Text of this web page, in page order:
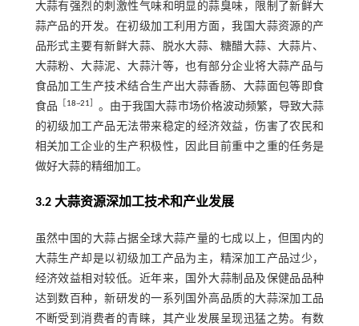
大蒜有强烈的刺激性气味和明显的蒜臭味，限制了新鲜大
蒜产品的开发。在初级加工利用方面，我国大蒜资源的产
品形式主要有新鲜大蒜、脱水大蒜、糖醋大蒜、大蒜片、
大蒜粉、大蒜泥、大蒜汁等，也有部分企业将大蒜产品与
食品加工生产技术结合生产出大蒜香肠、大蒜面包等即食
食品
18~21
。由于我国大蒜市场价格波动频繁，导致大蒜
的初级加工产品无法带来稳定的经济效益，伤害了农民和
相关加工企业的生产积极性，因此目前重中之重的任务是
做好大蒜的精细加工。
3.2 大蒜资源深加工技术和产业发展
虽然中国的大蒜占据全球大蒜产量的七成以上，但国内的
大蒜生产却是以初级加工产品为主，精深加工产品过少，
经济效益相对较低。近年来，国外大蒜制品及保健品品种
达到数百种，新研发的一系列国外高品质的大蒜深加工品
不断受到消费者的青睐，其产业发展呈现迅猛之势。有数